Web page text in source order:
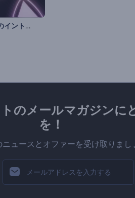
ダイナミックなネオン形状のイントロ動画
のメールマガジンに
を！
ュースとオファーを受け取りまし